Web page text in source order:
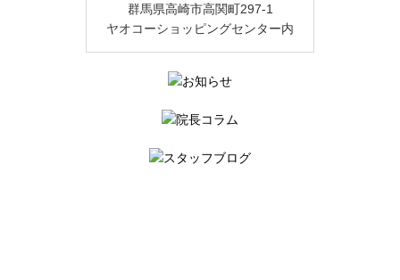
群馬県高崎市高関町297-1
ヤオコーショッピングセンター内